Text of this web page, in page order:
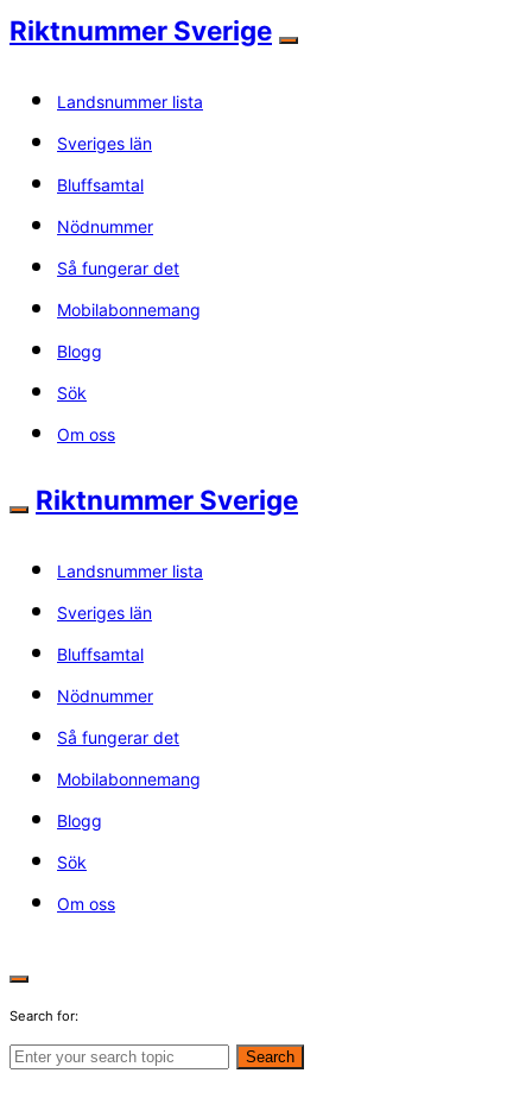
Riktnummer Sverige
Landsnummer lista
Sveriges län
Bluffsamtal
Nödnummer
Så fungerar det
Mobilabonnemang
Blogg
Sök
Om oss
Riktnummer Sverige
Landsnummer lista
Sveriges län
Bluffsamtal
Nödnummer
Så fungerar det
Mobilabonnemang
Blogg
Sök
Om oss
Search for:
Search